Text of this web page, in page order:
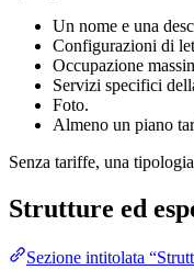
Un nome e una
Configurazioni di
Occupazione
Servizi specifici
Foto.
Almeno un piano
Senza tariffe, una
Strutture ed
Sezione intitolata